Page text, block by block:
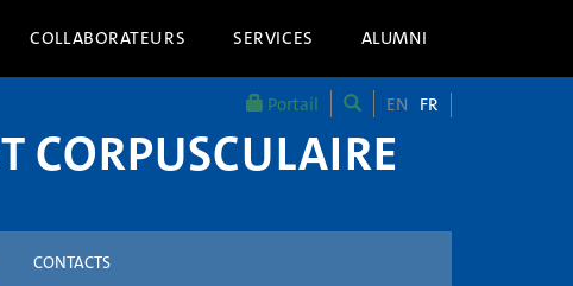
COLLABORATEURS SERVICES ALUMNI
Portail EN FR
CORPUSCULAIRE
CONTACTS